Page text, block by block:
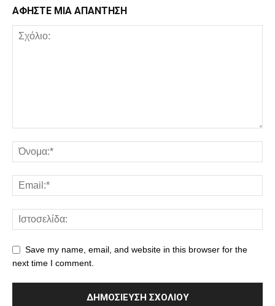
ΑΦΗΣΤΕ ΜΙΑ ΑΠΑΝΤΗΣΗ
Save my name, email, and website in this browser for the
next time I comment.